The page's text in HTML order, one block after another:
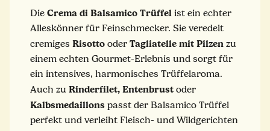
Die Crema di Balsamico Trüffel ist ein echter
Alleskönner für Feinschmecker. Sie veredelt
cremiges Risotto oder Tagliatelle mit Pilzen zu
einem echten Gourmet-Erlebnis und sorgt für
ein intensives, harmonisches Trüffelaroma.
Auch zu Rinderfilet, Entenbrust oder
Kalbsmedaillons passt der Balsamico Trüffel
perfekt und verleiht Fleisch- und Wildgerichten